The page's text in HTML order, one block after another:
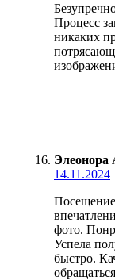
Процесс
никаких
Элеонора
14.11.2024
фото.
Успела
быстро.